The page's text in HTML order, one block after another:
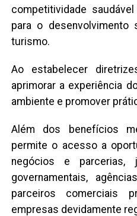
competitividade
para o
turismo.
Ao estabelecer
aprimorar a experiência
ambiente e promover
Além dos benefícios
permite o acesso a
negócios e
governamentais,
parceiros comerciais
empresas devidamente